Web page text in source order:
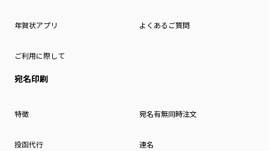
年賀状アプリ よくあるご質問
ご利用に際して
宛名印刷
特徴 宛名有無同時注文
投函代行 連名